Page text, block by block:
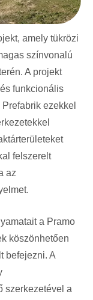
amely tükrözi
színvonalú
A projekt
funkcionális
ezekkel
felszerelt
az
a Pramo
köszönhetően
befejezni. A
szerkezetével a